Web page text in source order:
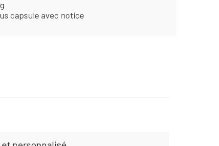
capsule avec notice